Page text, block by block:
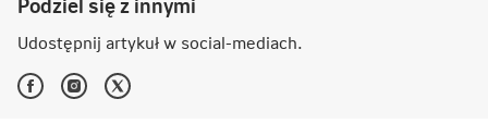
Udostępnij artykuł w social-mediach.
Facebook
-
Instagram
-
Twitter
-